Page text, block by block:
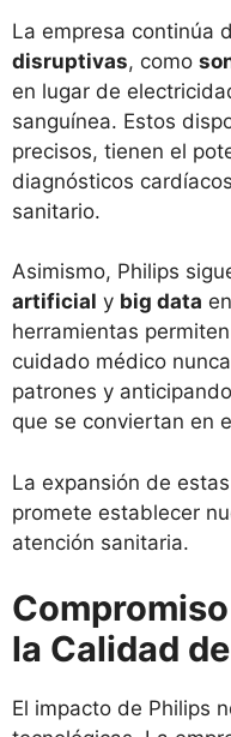
La empresa continúa
disruptivas, como
en lugar de
sanguínea. Estos
precisos, tienen el
diagnósticos
sanitario.
Asimismo, Philips
artificial y big data
herramientas
cuidado médico
patrones y
que se conviertan en
La expansión de
promete establecer
atención sanitaria.
la Calidad
El impacto de Philips